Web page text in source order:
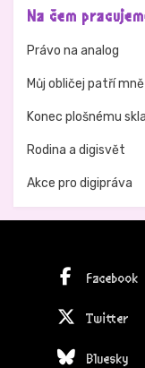
Na čem
Právo na analog
Můj obličej patří mně
Konec plošnému
Rodina a digisvět
Akce pro digipráva
Facebook
Twitter
Bluesky